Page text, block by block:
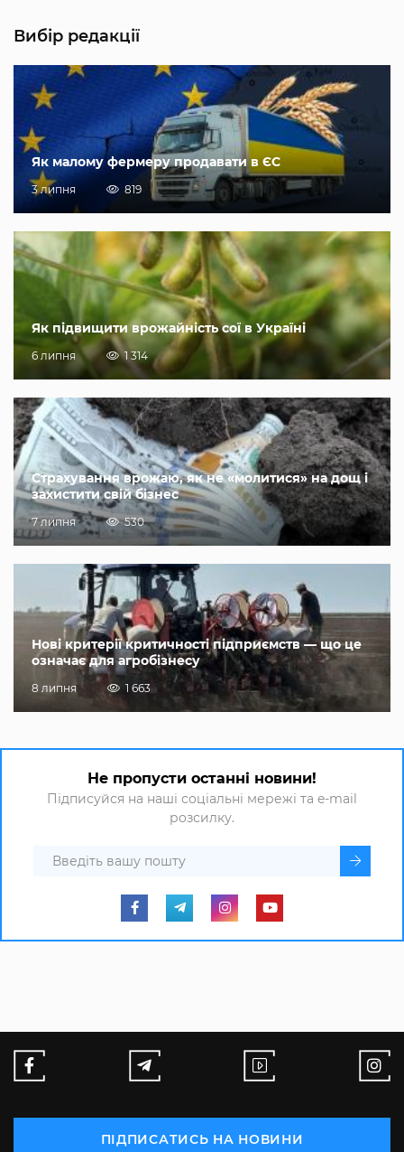
Вибір редакції
Як малому фермеру продавати в ЄС
3 липня 819
Як підвищити врожайність сої в Україні
6 липня 1 314
Страхування врожаю, як не «молитися» на дощ і
захистити свій бізнес
7 липня 530
Нові критерії критичності підприємств — що це
означає для агробізнесу
8 липня 1 663
Не пропусти останні новини!
Підписуйся на наші соціальні мережі та e-mail
розсилку.
ПІДПИСАТИСЬ НА НОВИНИ